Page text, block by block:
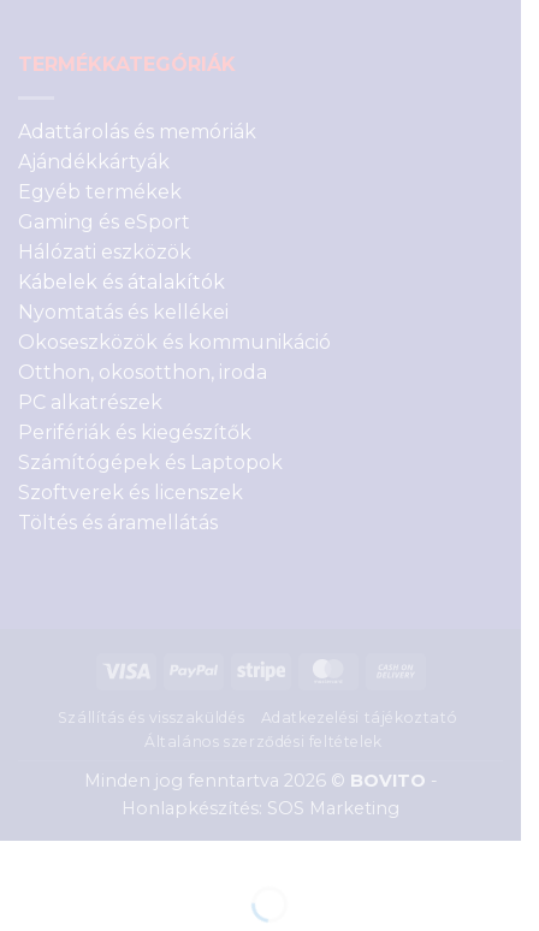
TERMÉKKATEGÓRIÁK
Adattárolás és memóriák
Ajándékkártyák
Egyéb termékek
Gaming és eSport
Hálózati eszközök
Kábelek és átalakítók
Nyomtatás és kellékei
Okoseszközök és kommunikáció
Otthon, okosotthon, iroda
PC alkatrészek
Perifériák és kiegészítők
Számítógépek és Laptopok
Szoftverek és licenszek
Töltés és áramellátás
Visa PayPal Stripe MasterCard
Delivery
Szállítás és visszaküldés
Adatkezelési tájékoztató
Általános szerződési feltételek
Minden jog fenntartva 2026 © BOVITO -
Honlapkészítés: SOS Marketing